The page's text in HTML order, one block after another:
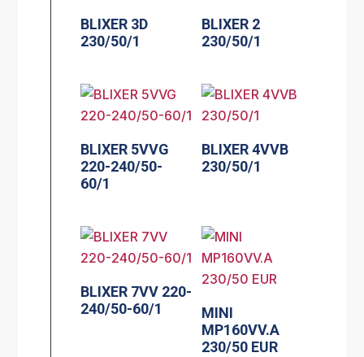
BLIXER 3D
230/50/1
BLIXER 2
230/50/1
BLIXER 5VVG
220-240/50-
60/1
BLIXER 4VVB
230/50/1
BLIXER 7VV 220-
240/50-60/1
MINI
MP160VV.A
230/50 EUR